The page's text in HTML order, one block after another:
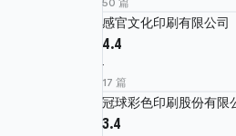
感官文化印刷有限公司
4.4
·
17 篇
冠球彩色印刷股份有限
3.4